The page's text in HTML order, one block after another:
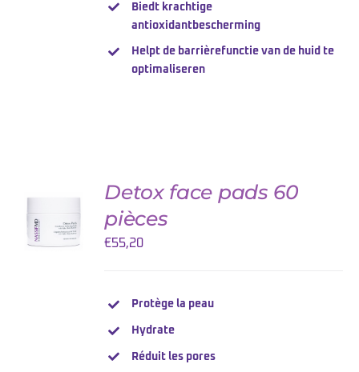
Biedt krachtige
antioxidantbescherming
Helpt de barrièrefunctie van de huid te
optimaliseren
PANIER
Detox face pads 60
pièces
€55,20
Protège la peau
Hydrate
Réduit les pores